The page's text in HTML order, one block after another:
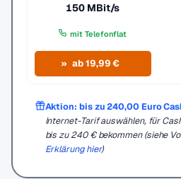
150 MBit/s
mit Telefonflat
ab 19,99 €
Aktion: bis zu 240,00 Euro
Internet-Tarif auswählen, für
bis zu 240 € bekommen (siehe
Erklärung hier)